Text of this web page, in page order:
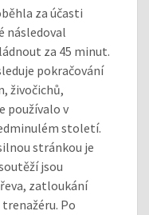
za účasti
následoval
za 45 minut.
pokračování
živočichů,
používalo v
století.
stránkou je
jsou
zatloukání
Po